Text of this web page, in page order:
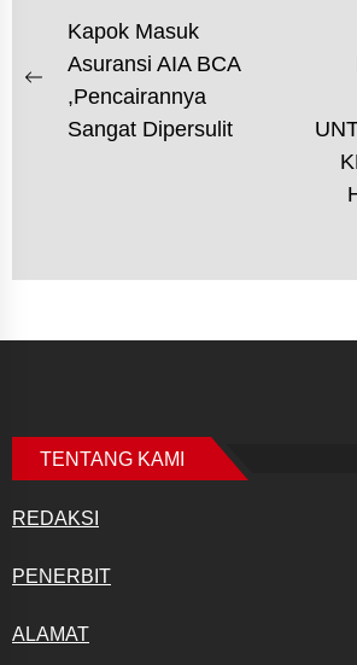
NAVIGASI
POS
Previous
post:
Kapok Masuk
Asuransi AIA BCA
,Pencairannya
Sangat Dipersulit
TENTANG KAMI
REDAKSI
PENERBIT
ALAMAT